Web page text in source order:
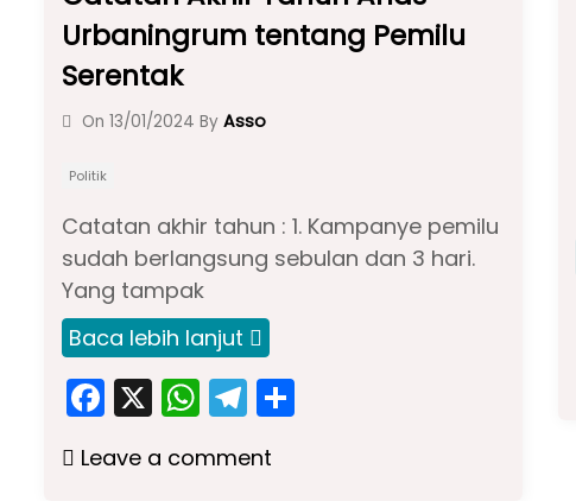
Urbaningrum tentang Pemilu
Serentak
On 13/01/2024 By Asso
Politik
Catatan akhir tahun : 1. Kampanye pemilu
sudah berlangsung sebulan dan 3 hari.
Yang tampak
Baca lebih lanjut
F
a
c
X W
h
a
T
el
e
Leave a comment